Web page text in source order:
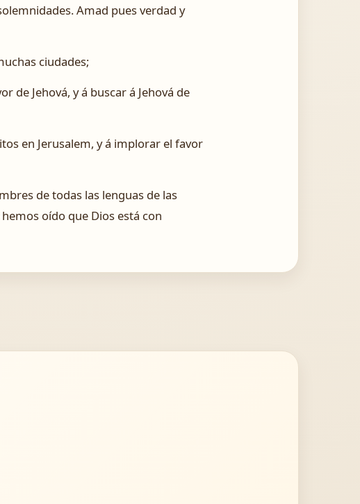
Amad pues verdad y
ciudades;
de Jehová, y á buscar á Jehová de
en Jerusalem, y á implorar el favor
de todas las lenguas de las
oído que Dios está con